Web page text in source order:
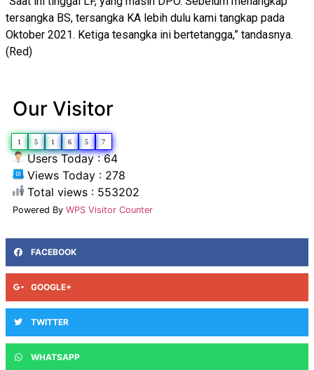
tersangka BS, tersangka KA lebih dulu kami tangkap pada
Oktober 2021. Ketiga tesangka ini bertetangga,” tandasnya.
(Red)
Our Visitor
1 5 1 6 5 7
Users Today : 64
Views Today : 278
Total views : 553202
Powered By WPS Visitor Counter
FACEBOOK
GOOGLE+
TWITTER
WHATSAPP